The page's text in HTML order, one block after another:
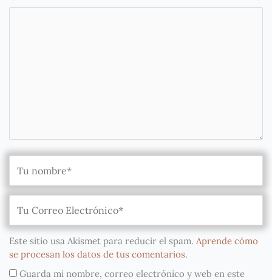
Este sitio usa Akismet para reducir el spam. Aprende cómo
se procesan los datos de tus comentarios.
Guarda mi nombre, correo electrónico y web en este